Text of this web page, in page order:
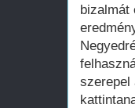
bizalmát
szerepel